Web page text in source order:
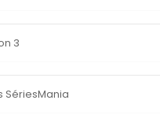
3
SériesMania